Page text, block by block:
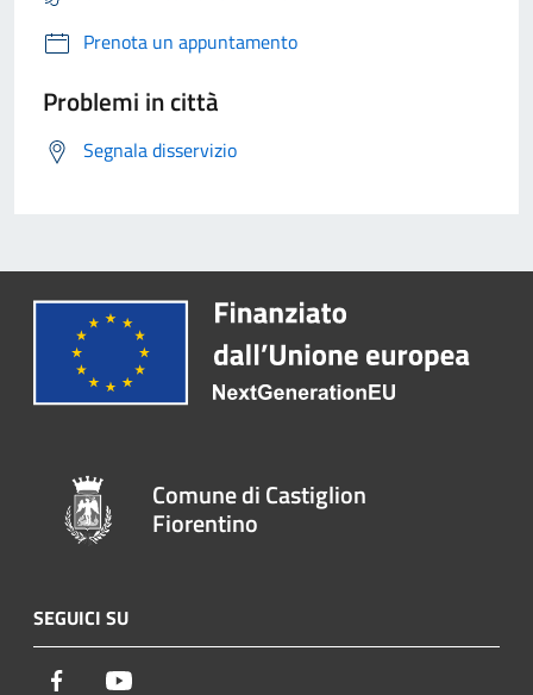
Prenota un appuntamento
Problemi in città
Segnala disservizio
Comune di Castiglion
Fiorentino
SEGUICI SU
Facebook